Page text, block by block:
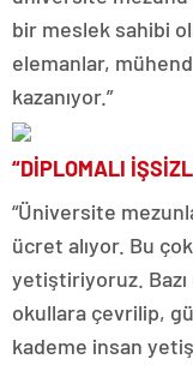
bir meslek sahibi
elemanlar,
kazanıyor.”
“DİPLOMALI
“Üniversite
ücret alıyor. Bu
yetiştiriyoruz.
okullara çevrilip,
kademe insan